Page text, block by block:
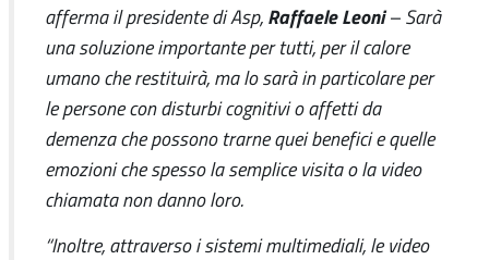
afferma il presidente di Asp, Raffaele Leoni– Sarà
una soluzione importante per tutti, per il calore
umano che restituirà, ma lo sarà in particolare per
le persone con disturbi cognitivi o affetti da
demenza che possono trarne quei benefici e quelle
emozioni che spesso la semplice visita o la video
chiamata non danno loro.
“Inoltre, attraverso i sistemi multimediali, le video